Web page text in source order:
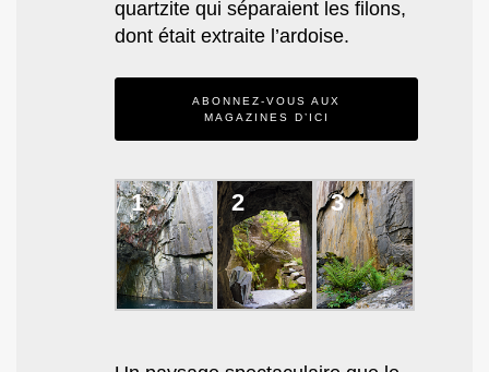
quartzite qui séparaient les filons,
dont était extraite l’ardoise.
ABONNEZ-VOUS AUX
MAGAZINES D’ICI
1 2 3